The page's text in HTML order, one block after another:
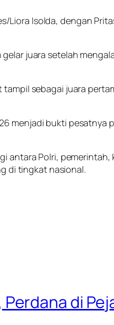
Isolda, dengan
juara setelah
sebagai juara
menjadi bukti
antara Polri,
di tingkat nasional.
Perdana di